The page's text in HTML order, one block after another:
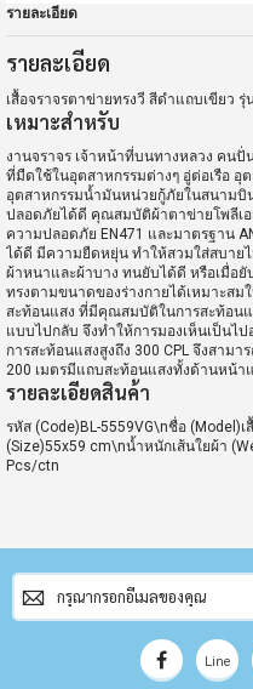
รายละเอียด
รายละเอียด
เสื้อจราจรตาข่ายทรงวี สีดำแถบเขียว รุ่
เหมาะสำหรับ
งานจราจร เจ้าหน้าที่บนทางหลวง คน
ที่มืดใช้ในอุตสาหกรรมต่างๆ อู่ต่อเรือ อุ
อุตสาหกรรมน้ำมันหน่วยกู้ภัยในสนามบิ
ปลอดภัยได้ดี คุณสมบัติผ้าตาข่ายโพลีเ
ความปลอดภัย EN471 และมาตรฐาน
ได้ดี มีความยืดหยุ่น ทำให้สวมใส่สบาย
ผ้าหนาและผ้าบาง ทนยับได้ดี หรือเมื่อยั
ทรงตามขนาดของร่างกายได้เหมาะสม
สะท้อนแสง ที่มีคุณสมบัติในการสะท้อน
แบบไปกลับ จึงทำให้การมองเห็นเป็นไ
การสะท้อนแสงสูงถึง 300 CPL จึงสาม
200 เมตรมีแถบสะท้อนแสงทั้งด้านหน้า
รายละเอียดสินค้า
รหัส (Code)BL-5559VG\nชื่อ
(Size)55x59 cm\nน้ำหนักเส้นใยผ้า
Pcs/ctn
สมัคร
สมาชิก
จดหมาย
Line